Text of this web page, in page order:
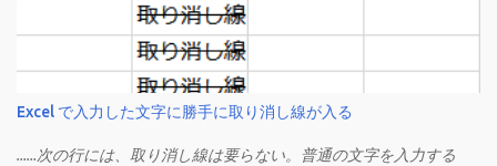
Excel で入力した文字に勝手に取り消し線が入る
……次の行には、取り消し線は要らない。普通の文字を入力する